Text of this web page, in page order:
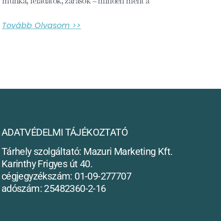
Tovább Olvasom >>
ADATVÉDELMI TÁJÉKOZTATÓ
Tárhely szolgáltató: Mazuri Marketing Kft.
Karinthy Frigyes út 40.
cégjegyzékszám: 01-09-277707
adószám: 25482360-2-16